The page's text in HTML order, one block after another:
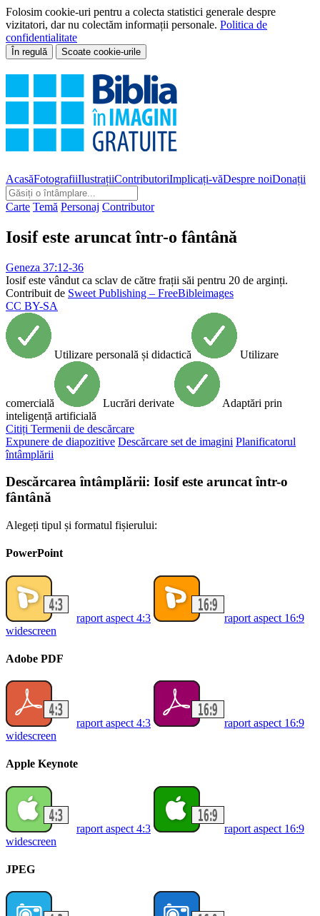
Folosim cookie-uri pentru a colecta statistici generale despre
vizitatori, dar nu colectăm informații personale. Politica de
confidentialitate
În regulă Scoate cookie-urile
AcasăFotografiiIlustrațiiContributoriImplicați-văDespre noiDonații
Carte Temă Personaj Contributor
Iosif este aruncat într-o fântână
Geneza 37:12-36
Iosif este vândut ca sclav de către frații săi pentru 20 de arginți.
Contribuit de Sweet Publishing – FreeBibleimages
CC BY-SA
Utilizare personală și didactică Utilizare
comercială Lucrări derivate
Adaptări prin
inteligență artificială
Citiți Termenii de descărcare
Expunere de diapozitive Descărcare set de imagini Planificatorul
întâmplării
Descărcarea întâmplării: Iosif este aruncat într-o
fântână
Alegeți tipul și formatul fișierului:
PowerPoint
raport aspect 4:3
raport aspect 16:9
widescreen
Adobe PDF
raport aspect 4:3
raport aspect 16:9
widescreen
Apple Keynote
raport aspect 4:3
raport aspect 16:9
widescreen
JPEG